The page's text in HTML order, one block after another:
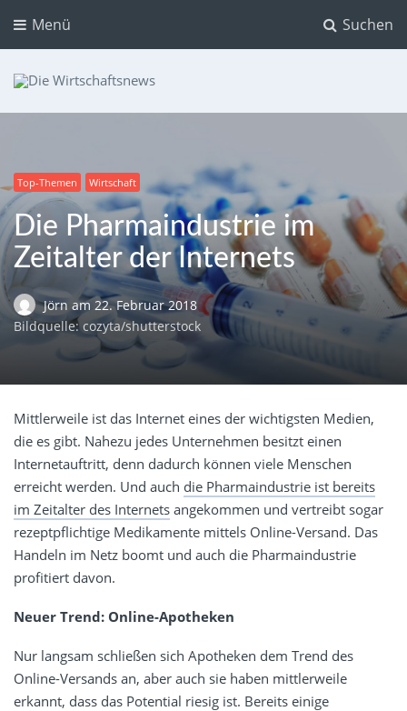
Suchen
Menü
Top-Themen Wirtschaft
Die Pharmaindustrie im
Zeitalter der Internets
Jörn am 22. Februar 2018
Bildquelle: cozyta/shutterstock
Mittlerweile ist das Internet eines der wichtigsten Medien,
die es gibt. Nahezu jedes Unternehmen besitzt einen
Internetauftritt, denn dadurch können viele Menschen
erreicht werden. Und auch die Pharmaindustrie ist bereits
im Zeitalter des Internets angekommen und vertreibt sogar
rezeptpflichtige Medikamente mittels Online-Versand. Das
Handeln im Netz boomt und auch die Pharmaindustrie
profitiert davon.
Neuer Trend: Online-Apotheken
Nur langsam schließen sich Apotheken dem Trend des
Online-Versands an, aber auch sie haben mittlerweile
erkannt, dass das Potential riesig ist. Bereits einige